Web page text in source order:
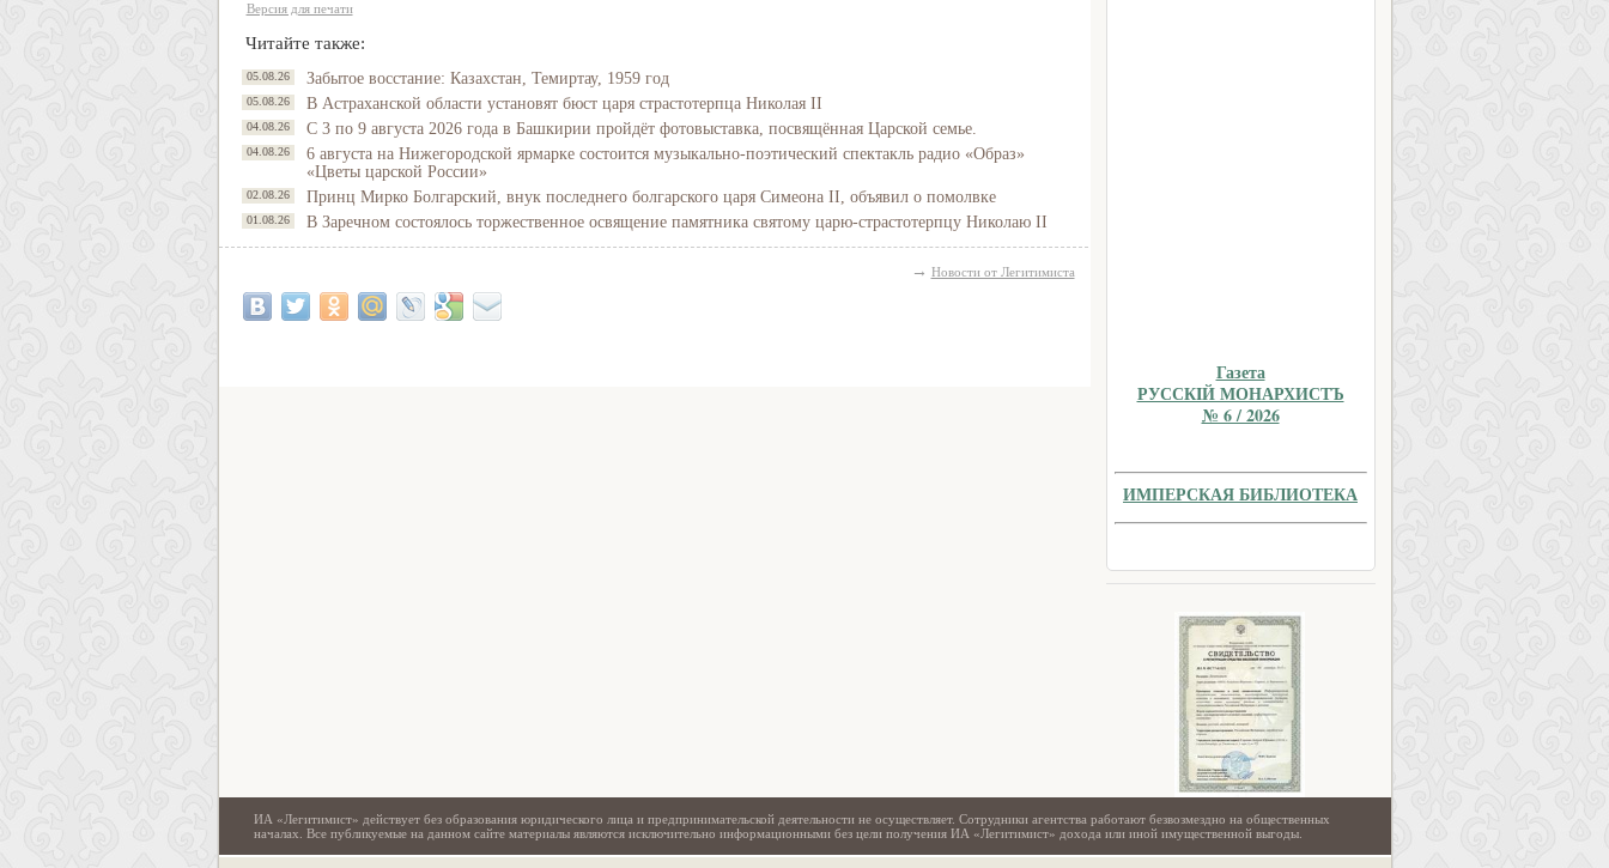
Версия для печати
Читайте также:
05.08.26 Забытое восстание: Казахстан, Темиртау, 1959 год
05.08.26 В Астраханской области установят бюст царя страстотерпца Николая II
04.08.26 С 3 по 9 августа 2026 года в Башкирии пройдёт фотовыставка, посвящённая Царской семье.
04.08.26
6 августа на Нижегородской ярмарке состоится музыкально-поэтический спектакль радио «Образ»
«Цветы царской России»
02.08.26 Принц Мирко Болгарский, внук последнего болгарского царя Симеона II, объявил о помолвке
01.08.26 В Заречном состоялось торжественное освящение памятника святому царю-страстотерпцу Николаю II
→ Новости от Легитимиста
Газета
РУССКIЙ МОНАРХИСТЪ
№ 6 / 2026
ИМПЕРСКАЯ БИБЛИОТЕКА
ИА «Легитимист» действует без образования юридического лица и предпринимательской деятельности не осуществляет. Сотрудники агентства работают безвозмездно на общественных
началах. Все публикуемые на данном сайте материалы являются исключительно информационными без цели получения ИА «Легитимист» дохода или иной имущественной выгоды.